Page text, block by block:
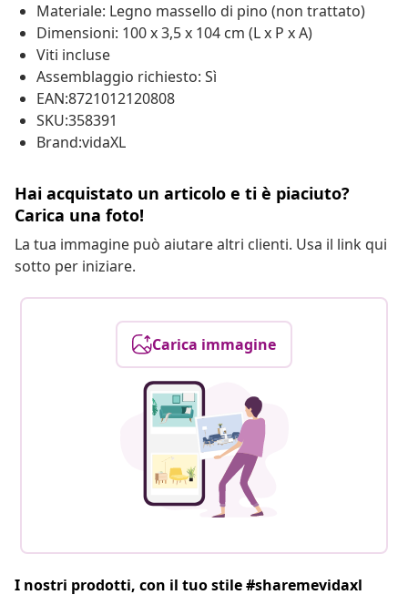
Materiale: Legno massello di pino (non trattato)
Dimensioni: 100 x 3,5 x 104 cm (L x P x A)
Viti incluse
Assemblaggio richiesto: Sì
EAN:8721012120808
SKU:358391
Brand:vidaXL
Hai acquistato un articolo e ti è piaciuto?
Carica una foto!
La tua immagine può aiutare altri clienti. Usa il link qui
sotto per iniziare.
Carica immagine
I nostri prodotti, con il tuo stile #sharemevidaxl